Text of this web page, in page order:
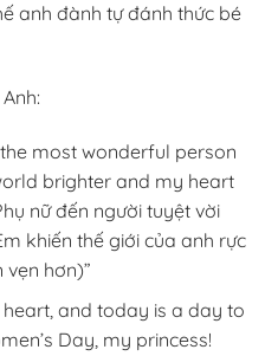
anh đành tự đánh thức bé
most wonderful person
brighter and my heart
nữ đến người tuyệt vời
khiến thế giới của anh rực
hơn)”
and today is a day to
Day, my princess!